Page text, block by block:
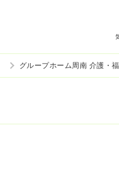
グループホーム周南 介護・